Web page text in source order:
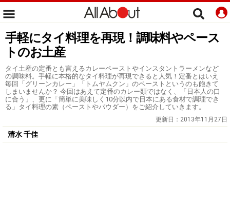
手軽にタイ料理を再現！調味料やペース
トのお土産
タイ土産の定番とも言えるカレーペーストやインスタントラーメンなど
の調味料。手軽に本格的なタイ料理が再現できると人気！定番とはいえ
毎回「グリーンカレー」「トムヤムクン」のペーストというのも飽きて
しまいませんか？ 今回はあえて定番のカレー類ではなく、「日本人の口
に合う」、更に「簡単に美味しく10分以内で日本にある食材で調理でき
る」タイ料理の素（ペーストやパウダー）をご紹介していきます。
更新日： 2013年11月27日
清水 千佳